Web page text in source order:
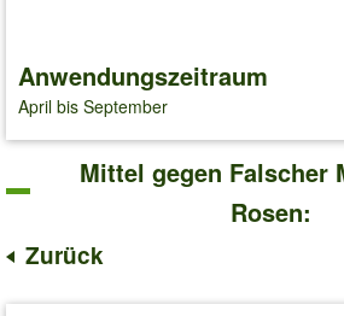
Anwendungszeitraum
April bis September
Mittel gegen Falscher
Rosen:
Zurück